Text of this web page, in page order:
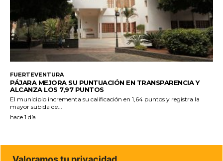
FUERTEVENTURA
PÁJARA MEJORA SU PUNTUACIÓN EN TRANSPARENCIA Y
ALCANZA LOS 7,97 PUNTOS
El municipio incrementa su calificación en 1,64 puntos y registra la
mayor subida de...
hace 1 día